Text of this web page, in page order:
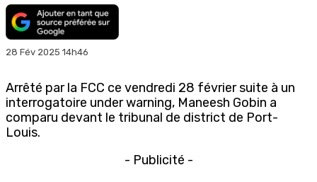
28 Fév 2025 14h46
Arrêté par la FCC ce vendredi 28 février suite à un
interrogatoire under warning, Maneesh Gobin a
comparu devant le tribunal de district de Port-
Louis.
- Publicité -